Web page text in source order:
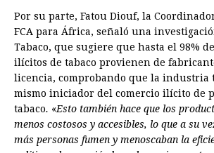
Por su parte, Fatou Diouf, la
FCA para África, señaló una
Tabaco, que sugiere que hasta el 98%
ilícitos de tabaco provienen de
licencia, comprobando que la industria
mismo iniciador del comercio ilícito de
tabaco. «Esto también hace que los
menos costosos y accesibles, lo que a su
más personas fumen y menoscaban la